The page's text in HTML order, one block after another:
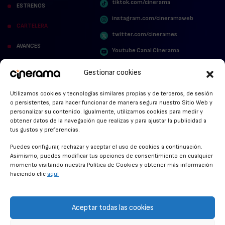
Gestionar cookies
Utilizamos cookies y tecnologías similares propias y de terceros, de sesión
o persistentes, para hacer funcionar de manera segura nuestro Sitio Web y
personalizar su contenido. Igualmente, utilizamos cookies para medir y
obtener datos de la navegación que realizas y para ajustar la publicidad a
tus gustos y preferencias.
Puedes configurar, rechazar y aceptar el uso de cookies a continuación.
Asimismo, puedes modificar tus opciones de consentimiento en cualquier
momento visitando nuestra Política de Cookies y obtener más información
haciendo clic aquí
Aceptar todas las cookies
ESTRENOS
CARTELERA
AVANCES
STREAMING NEWS
ALFOMBRA ROJA
ANUNCIOS DE CINE
tiktok.com/cinerama
instagram.com/cineramaweb
twitter.com/cinerames
Youtube Canal Cinerama
POLÍTICA DE COOKIES